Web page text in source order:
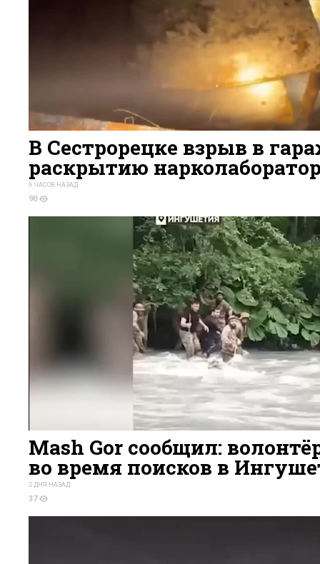
В Сестрорецке взрыв в
раскрытию
9 ЧАСОВ НАЗАД
90
Mash Gor сообщил:
во время поисков в
2 ДНЯ НАЗАД
37